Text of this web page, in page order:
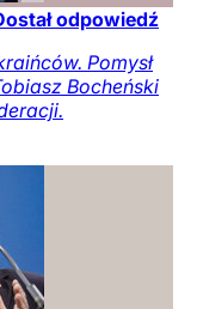
odpowiedź
Pomysł
Bocheński